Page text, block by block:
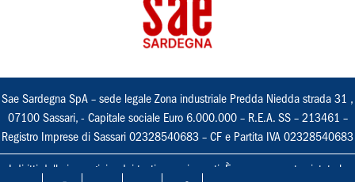
Sae Sardegna SpA – sede legale Zona industriale Predda Niedda strada 31 ,
07100 Sassari, - Capitale sociale Euro 6.000.000 – R.E.A. SS – 213461 –
Registro Imprese di Sassari 02328540683 – CF e Partita IVA 02328540683
I diritti delle immagini e dei testi sono riservati. È espressamente vietata la